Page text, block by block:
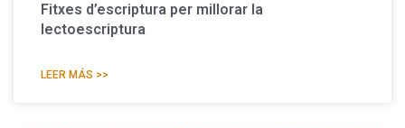
Fitxes d’escriptura per millorar la
lectoescriptura
LEER MÁS >>